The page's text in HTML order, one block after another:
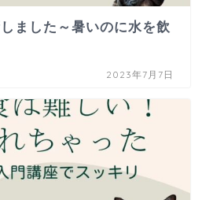
ました～暑いのに水を飲
2023年7月7日